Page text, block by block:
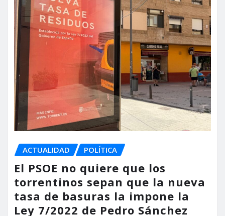
ACTUALIDAD POLÍTICA
El PSOE no quiere que los
torrentinos sepan que la nueva
tasa de basuras la impone la
Ley 7/2022 de Pedro Sánchez